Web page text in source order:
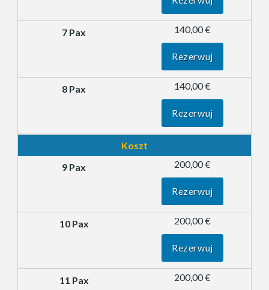
140,00 €
Rezerwuj
140,00 €
Rezerwuj
Koszt
200,00 €
Rezerwuj
200,00 €
Rezerwuj
200,00 €